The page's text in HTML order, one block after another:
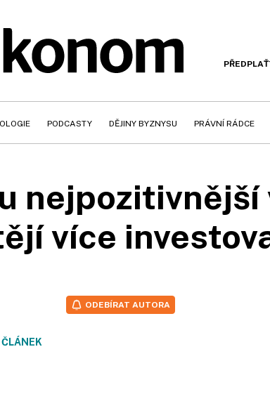
PODCASTY DĚJINY BYZNYSU PRÁVNÍ RÁDCE
nejpozitivnější
více
ČLÁNEK
ODEBÍRAT AUTORA